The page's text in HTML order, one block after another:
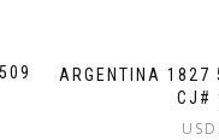
ARGENTINA
CJ#
USD